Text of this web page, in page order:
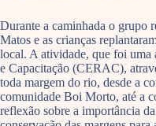
Durante a caminhada o grupo
Matos e as crianças
local. A atividade, que foi uma
e Capacitação (CERAC),
toda margem do rio, desde a
comunidade Boi Morto, até a
reflexão sobre a importância